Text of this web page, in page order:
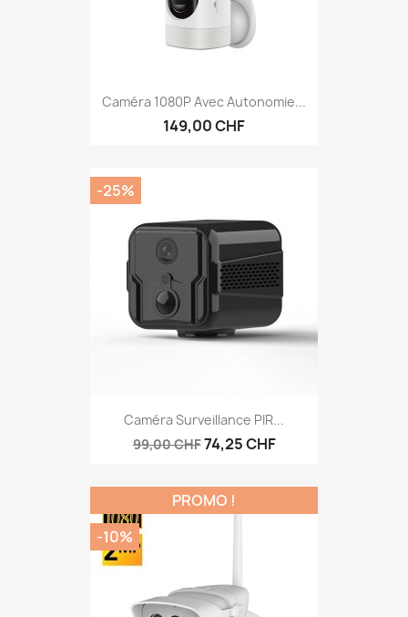
Caméra 1080P Avec Autonomie...
149,00 CHF
Caméra Surveillance PIR...
99,00 CHF74,25 CHF
-25%
PROMO !
-10%